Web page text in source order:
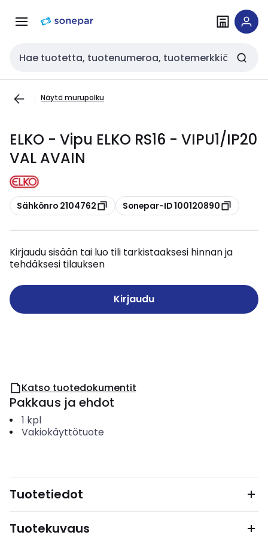
navigointiinsisältöön
Haku
Näytä murupolku
ELKO - Vipu ELKO RS16 - VIPU1/IP20
VAL AVAIN
Kopioi
Sähkönro 2104762 Kopioi
Sonepar-ID 100120890
Kirjaudu sisään tai luo tili tarkistaaksesi hinnan ja
tehdäksesi tilauksen
Kirjaudu
Katso tuotedokumentit
Pakkaus ja ehdot
1 kpl
Vakiokäyttötuote
Tuotetiedot
Tuotekuvaus